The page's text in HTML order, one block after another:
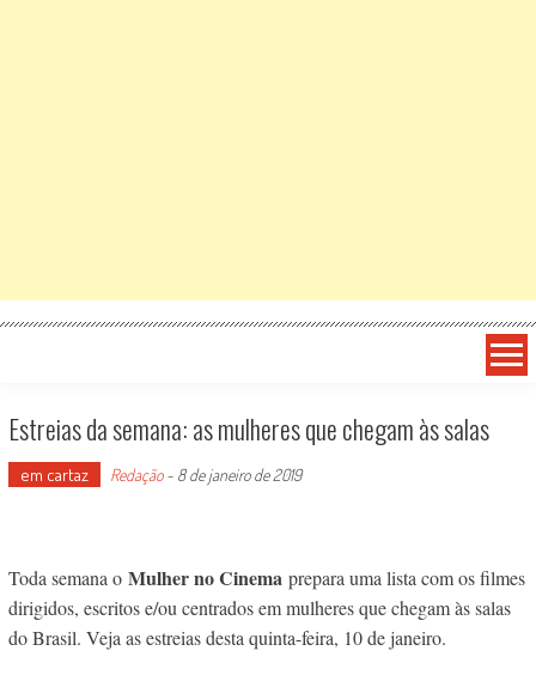
Estreias da semana: as mulheres que chegam às salas
em cartaz Redação- 8 de janeiro de 2019
Toda semana o Mulher no Cinema prepara uma lista com os filmes
dirigidos, escritos e/ou centrados em mulheres que chegam às salas
do Brasil. Veja as estreias desta quinta-feira, 10 de janeiro.